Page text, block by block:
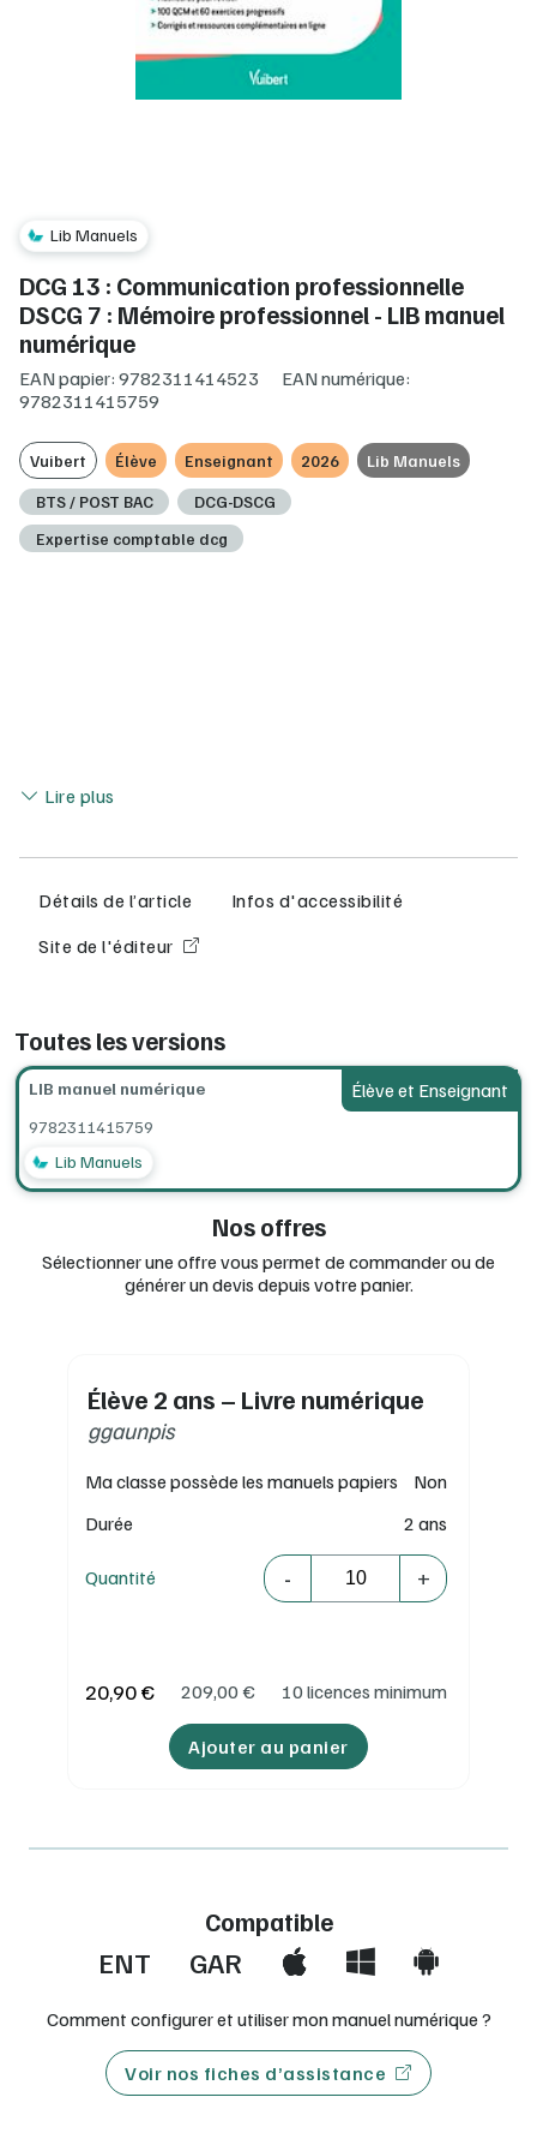
Lib Manuels
DCG 13 : Communication professionnelle
DSCG 7 : Mémoire professionnel - LIB manuel
numérique
EAN papier: 9782311414523
EAN numérique:
9782311415759
Vuibert Élève Enseignant 2026 Lib Manuels
BTS / POST BAC
DCG-DSCG
Expertise comptable dcg
Lire plus
Détails de l’article
Infos d'accessibilité
Site de l'éditeur
Toutes les versions
Élève et Enseignant
LIB manuel numérique
9782311415759
Lib Manuels
Nos offres
Sélectionner une offre vous permet de commander ou de
générer un devis depuis votre panier.
Élève 2 ans – Livre numérique
ggaunpis
Ma classe possède les manuels papiers
Non
Durée
2 ans
Quantité -
Quantité
+
20,90 € 209,00 € 10 licences minimum
Ajouter au panier
Compatible
ENT GAR
Comment configurer et utiliser mon manuel numérique ?
Voir nos fiches d’assistance